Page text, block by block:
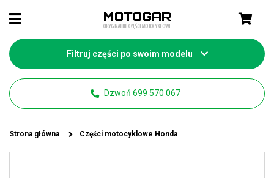
Filtruj części po swoim modelu
Dzwoń 699 570 067
Strona główna Części motocyklowe Honda